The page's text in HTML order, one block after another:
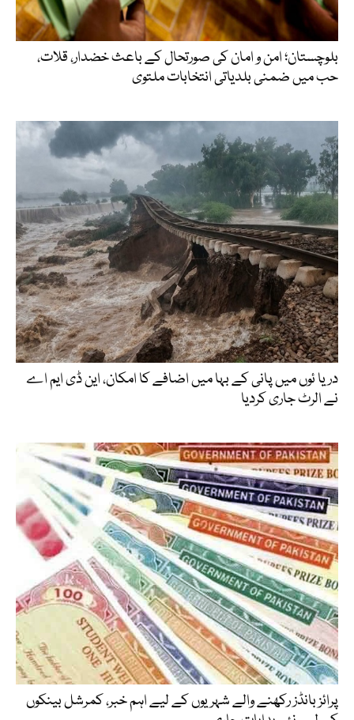
بلوچستان؛ امن و امان کی صورتحال کے باعث خضدار، قلات،
حب میں ضمنی بلدیاتی انتخابات ملتوی
دریا ئوں میں پانی کے بہا میں اضافے کا امکان، این ڈی ایم اے
نے الرٹ جاری کردیا
پرائز بانڈز رکھنے والے شہریوں کے لیے اہم خبر، کمرشل بینکوں